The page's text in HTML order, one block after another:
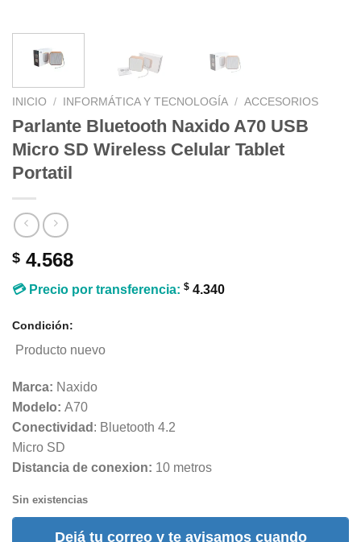
INICIO / INFORMÁTICA Y TECNOLOGÍA / ACCESORIOS
Parlante Bluetooth Naxido A70 USB
Micro SD Wireless Celular Tablet
Portatil
$ 4.568
💳 Precio por transferencia: $ 4.340
Condición:
Producto nuevo
Marca: Naxido
Modelo: A70
Conectividad : Bluetooth 4.2
Micro SD
Distancia de conexion: 10 metros
Sin existencias
Dejá tu correo y te avisamos cuando